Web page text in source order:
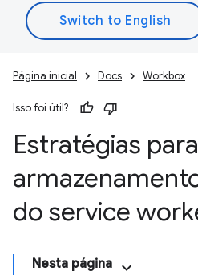
Página inicial Docs Workbox
Isso foi útil?
Estratégias para
do service
Nesta página